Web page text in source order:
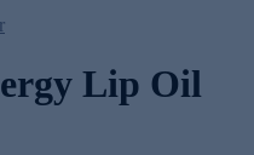
Lip Oil